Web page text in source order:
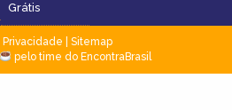
Grátis
Privacidade
Sitemap
pelo time do EncontraBrasil